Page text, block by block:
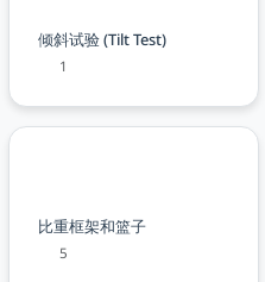
倾斜试验 (Tilt Test)
1
比重框架和篮子
5